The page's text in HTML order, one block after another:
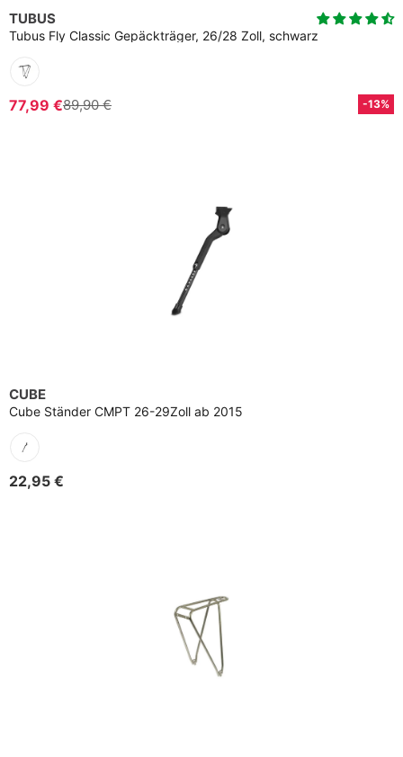
TUBUS
Tubus Fly Classic Gepäckträger, 26/28 Zoll, schwarz
77,99 €89,90 € -13%
CUBE
Cube Ständer CMPT 26-29Zoll ab 2015
22,95 €